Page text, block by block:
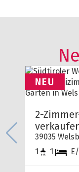
NEU
2-
39035
1 1